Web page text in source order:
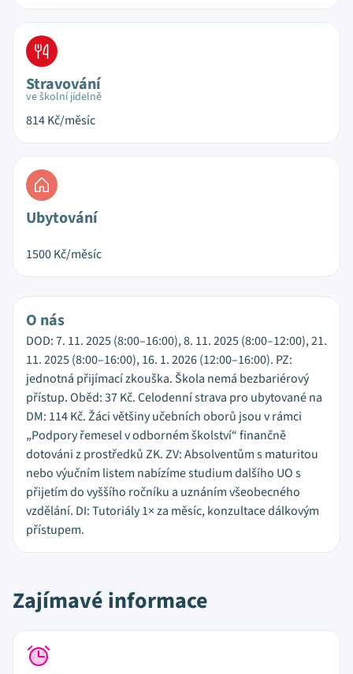
Stravování
ve školní jídelně
814Kč/měsíc
Ubytování
1500Kč/měsíc
O nás
DOD: 7. 11. 2025 (8:00–16:00), 8. 11. 2025 (8:00–12:00), 21.
11. 2025 (8:00–16:00), 16. 1. 2026 (12:00–16:00). PZ:
jednotná přijímací zkouška. Škola nemá bezbariérový
přístup. Oběd: 37 Kč. Celodenní strava pro ubytované na
DM: 114 Kč. Žáci většiny učebních oborů jsou v rámci
„Podpory řemesel v odborném školství“ finančně
dotováni z prostředků ZK. ZV: Absolventům s maturitou
nebo výučním listem nabízíme studium dalšího UO s
přijetím do vyššího ročníku a uznáním všeobecného
vzdělání. DI: Tutoriály 1× za měsíc, konzultace dálkovým
přístupem.
Zajímavé informace